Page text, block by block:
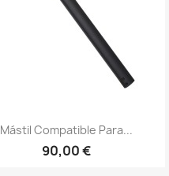
Mástil Compatible Para...
90,00 €